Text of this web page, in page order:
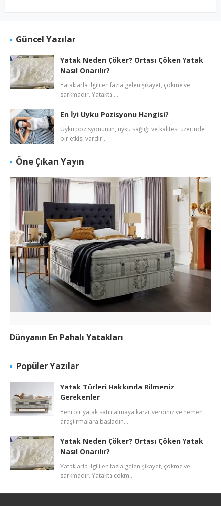
Güncel Yazılar
Yatak Neden Çöker? Ortası Çöken Yatak
Nasıl Onarılır?
Yataklarla ilgili en fazla gelen şikayet, çökme ve
sarkmadır. Yatakta …
En İyi Uyku Pozisyonu Hangisi?
Uyku pozisyonunun, uyku sağlığı ve kalitesi üzerinde
bir etkisi vardır…
Öne Çıkan Yayın
Dünyanın En Pahalı Yatakları
Popüler Yazılar
Yatak Türleri Hakkında Bilmeniz
Gerekenler
Yeni bir yatak satın almaya karar verdiniz ve hemen
araştırmalara başladın…
Yatak Neden Çöker? Ortası Çöken Yatak
Nasıl Onarılır?
Yataklarla ilgili en fazla gelen şikayet, çökme ve
sarkmadır. Yatakta çökm…